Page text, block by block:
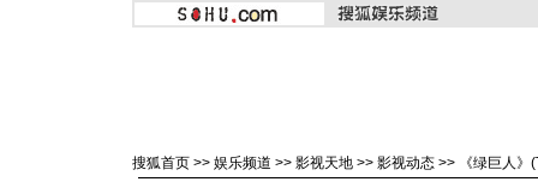
搜狐首页 >> 娱乐频道 >> 影视天地 >> 影视动态 >> 《绿巨人